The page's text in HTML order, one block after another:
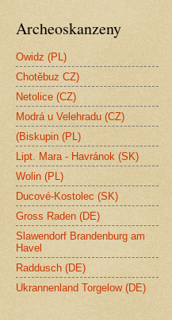
Archeoskanzeny
Owidz (PL)
Chotěbuz CZ)
Netolice (CZ)
Modrá u Velehradu (CZ)
(Biskupin (PL)
Lipt. Mara - Havránok (SK)
Wolin (PL)
Ducové-Kostolec (SK)
Gross Raden (DE)
Slawendorf Brandenburg am
Havel
Raddusch (DE)
Ukrannenland Torgelow (DE)